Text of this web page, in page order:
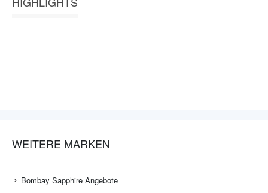
WEITERE MARKEN
Bombay Sapphire Angebote